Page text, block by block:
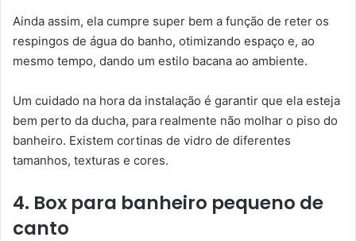
Ainda assim, ela cumpre super bem a função de reter os
respingos de água do banho, otimizando espaço e, ao
mesmo tempo, dando um estilo bacana ao ambiente.
Um cuidado na hora da instalação é garantir que ela esteja
bem perto da ducha, para realmente não molhar o piso do
banheiro. Existem cortinas de vidro de diferentes
tamanhos, texturas e cores.
4. Box para banheiro pequeno de
canto